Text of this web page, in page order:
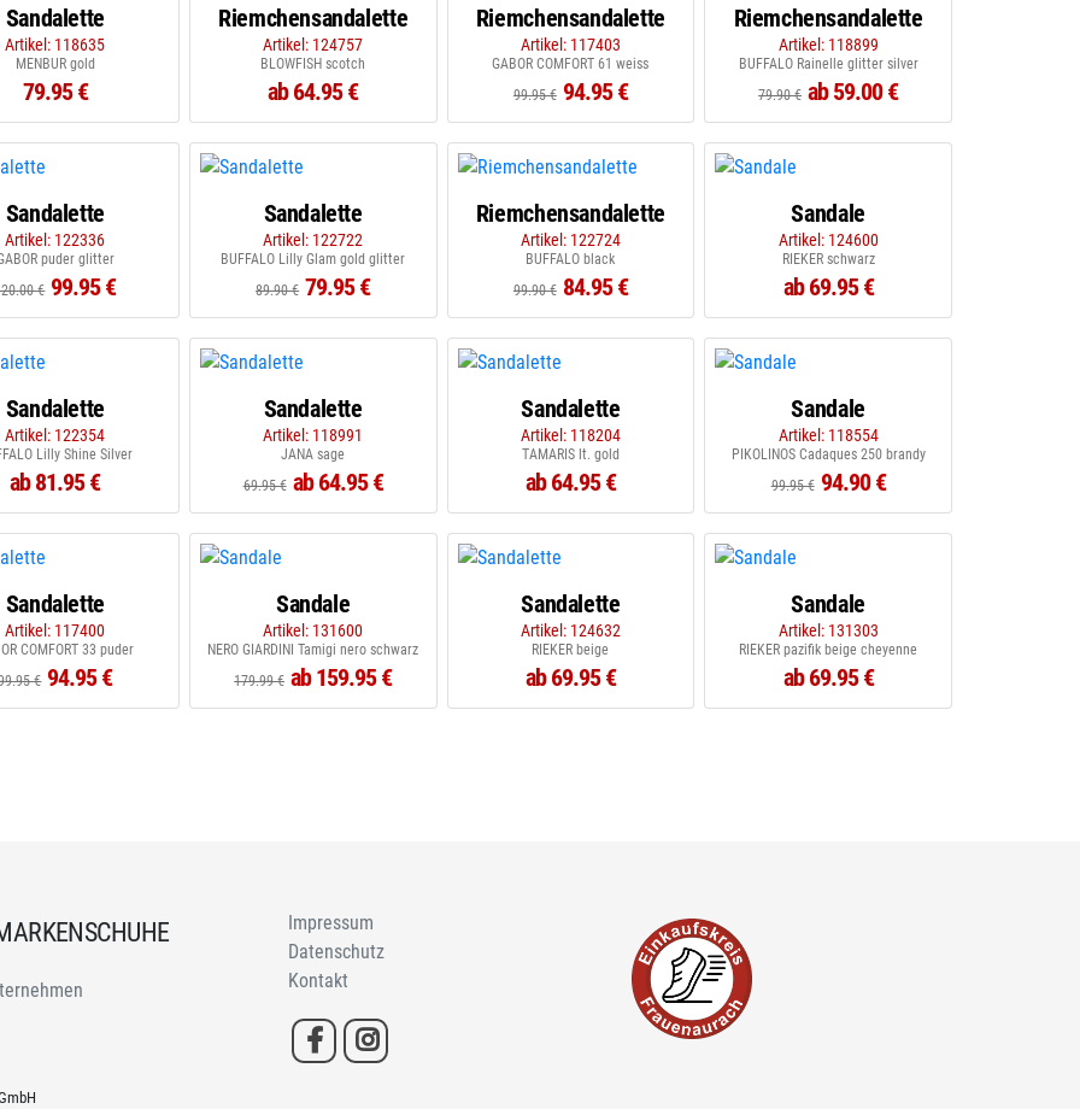
Sandalette
Artikel: 118635
MENBUR gold
79.95 €
Riemchensandalette
Artikel: 124757
BLOWFISH scotch
ab 64.95 €
Riemchensandalette
Artikel: 117403
GABOR COMFORT 61 weiss
99.95 € 94.95 €
Riemchensandalette
Artikel: 118899
BUFFALO Rainelle glitter silver
79.90 € ab 59.00 €
Sandalette
Artikel: 122336
puder glitter
€ 99.95 €
Sandalette
Artikel: 122722
BUFFALO Lilly Glam gold glitter
89.90 € 79.95 €
Riemchensandalette
Artikel: 122724
BUFFALO black
99.90 € 84.95 €
Sandale
Artikel: 124600
RIEKER schwarz
ab 69.95 €
Sandalette
Artikel: 122354
Lilly Shine Silver
ab 81.95 €
Sandalette
Artikel: 118991
JANA sage
69.95 € ab 64.95 €
Sandalette
Artikel: 118204
TAMARIS lt. gold
ab 64.95 €
Sandale
Artikel: 118554
PIKOLINOS Cadaques 250 brandy
99.95 € 94.90 €
Sandalette
Artikel: 117400
COMFORT 33 puder
€ 94.95 €
Sandale
Artikel: 131600
NERO GIARDINI Tamigi nero schwarz
179.99 € ab 159.95 €
Sandalette
Artikel: 124632
RIEKER beige
ab 69.95 €
Sandale
Artikel: 131303
RIEKER pazifik beige cheyenne
ab 69.95 €
Impressum
Datenschutz
Kontakt